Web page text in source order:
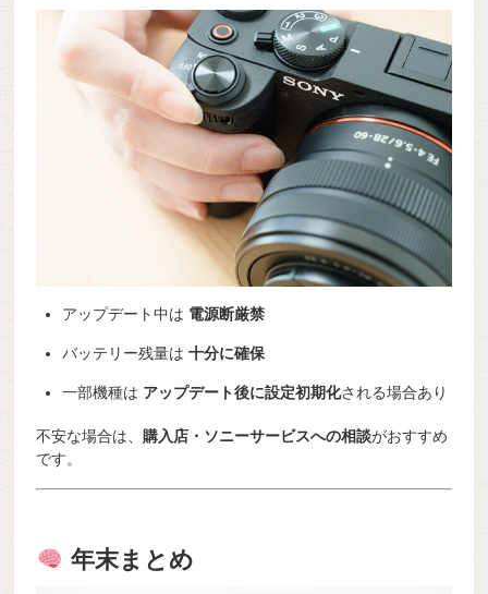
アップデート中は 電源断厳禁
バッテリー残量は十分に確保
一部機種は アップデート後に設定初期化される場合あり
不安な場合は、購入店・ソニーサービスへの相談がおすすめ
です。
年末まとめ